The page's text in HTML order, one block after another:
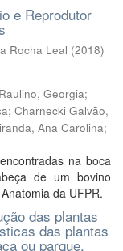
e Reprodutor
Rocha Leal (2018)
Georgia;
; Charnecki Galvão,
Ana Carolina;
na boca
de um bovino
da UFPR.
das plantas
das plantas
ou parque.